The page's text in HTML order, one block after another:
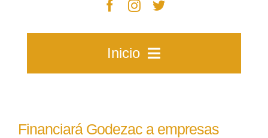
Inicio
Financiará Godezac a empresas